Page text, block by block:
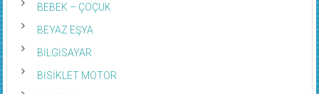
BEBEK – ÇOÇUK
BEYAZ EŞYA
BİLGİSAYAR
BİSİKLET MOTOR